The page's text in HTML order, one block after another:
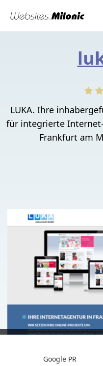
LUKA. Ihre
für integrierte
Frankfurt am
Google PR